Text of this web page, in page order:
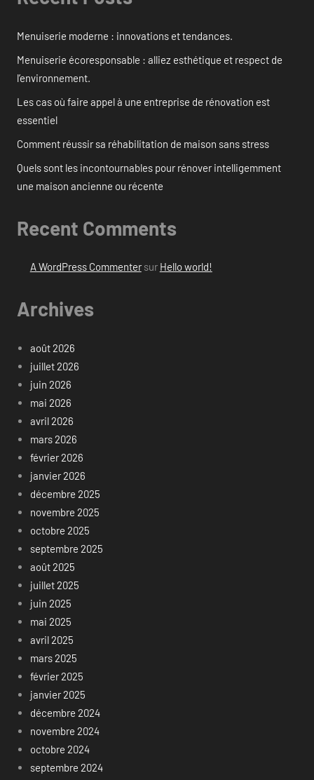
Menuiserie moderne : innovations et tendances.
Menuiserie écoresponsable : alliez esthétique et respect de
l’environnement.
Les cas où faire appel à une entreprise de rénovation est
essentiel
Comment réussir sa réhabilitation de maison sans stress
Quels sont les incontournables pour rénover intelligemment
une maison ancienne ou récente
Recent Comments
A WordPress Commentersur Hello world!
Archives
août 2026
juillet 2026
juin 2026
mai 2026
avril 2026
mars 2026
février 2026
janvier 2026
décembre 2025
novembre 2025
octobre 2025
septembre 2025
août 2025
juillet 2025
juin 2025
mai 2025
avril 2025
mars 2025
février 2025
janvier 2025
décembre 2024
novembre 2024
octobre 2024
septembre 2024